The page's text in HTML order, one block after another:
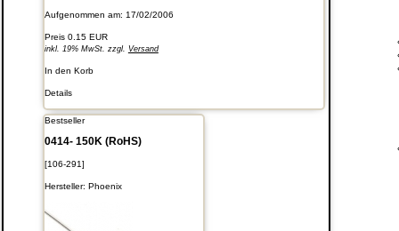
Aufgenommen am: 17/02/2006
Preis 0.15 EUR
inkl. 19% MwSt. zzgl. Versand
In den Korb
Details
Bestseller
0414- 150K (RoHS)
[106-291]
Hersteller: Phoenix